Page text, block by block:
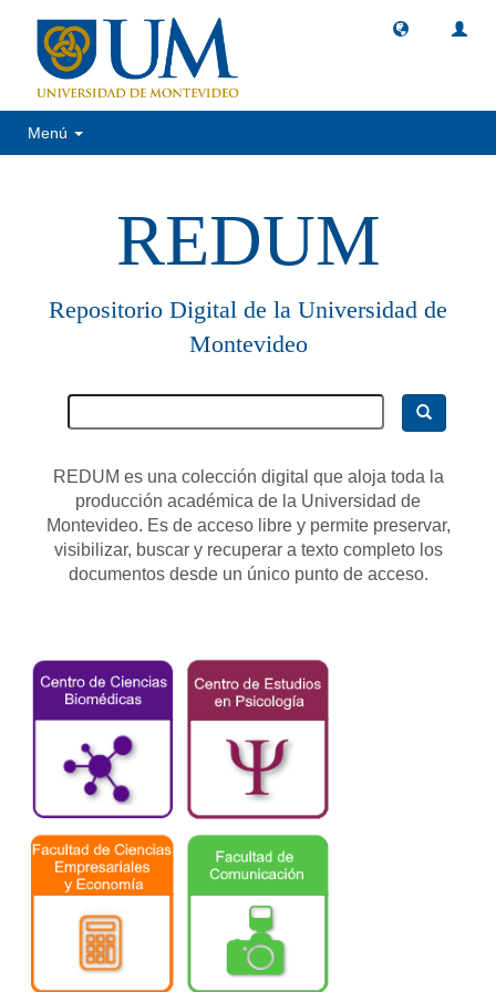
Menú
REDUM
Repositorio Digital de la Universidad de
Montevideo
REDUM es una colección digital que aloja toda la
producción académica de la Universidad de
Montevideo. Es de acceso libre y permite preservar,
visibilizar, buscar y recuperar a texto completo los
documentos desde un único punto de acceso.